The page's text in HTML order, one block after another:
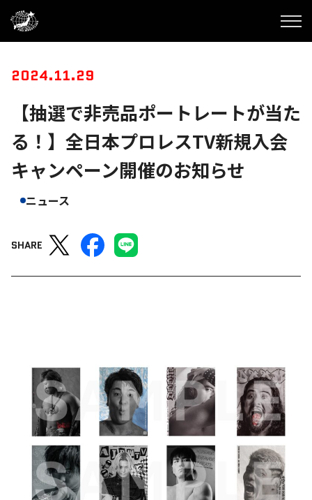
2024.11.29
【抽選で非売品ポートレートが当た
る！】全日本プロレスTV新規入会
キャンペーン開催のお知らせ
ニュース
SHARE